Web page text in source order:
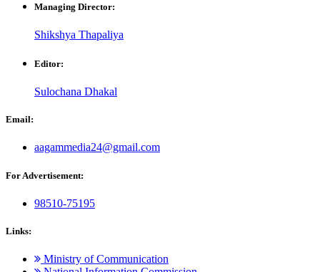
Managing Director:
Shikshya Thapaliya
Editor:
Sulochana Dhakal
Email:
aagammedia24@gmail.com
For Advertisement:
98510-75195
Links:
Ministry of Communication